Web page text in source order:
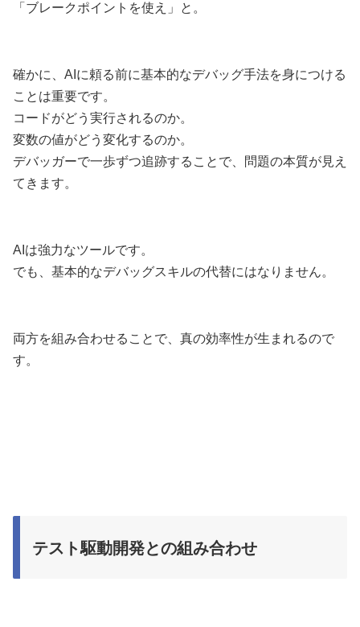
「ブレークポイントを使え」と。
確かに、AIに頼る前に基本的なデバッグ手法を身につける
ことは重要です。
コードがどう実行されるのか。
変数の値がどう変化するのか。
デバッガーで一歩ずつ追跡することで、問題の本質が見え
てきます。
AIは強力なツールです。
でも、基本的なデバッグスキルの代替にはなりません。
両方を組み合わせることで、真の効率性が生まれるので
す。
テスト駆動開発との組み合わせ